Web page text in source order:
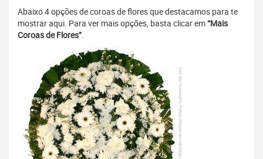
Abaixo 4 opções de coroas de flores que destacamos para te
mostrar aqui. Para ver mais opções, basta clicar em“Mais
Coroas de Flores”.